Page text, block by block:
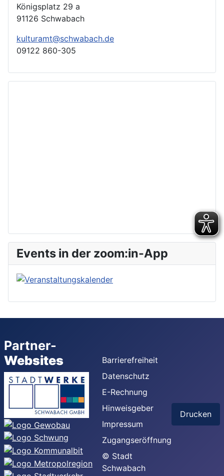
Königsplatz 29 a
91126 Schwabach
kulturamt@schwabach.de
09122 860-305
Events in der zoom:in-App
Partner-
Websites
Barrierefreiheit
Datenschutz
E-Rechnung
Hinweisgeber
Impressum
Zugangseröffnung
© Stadt
Schwabach
Drucken